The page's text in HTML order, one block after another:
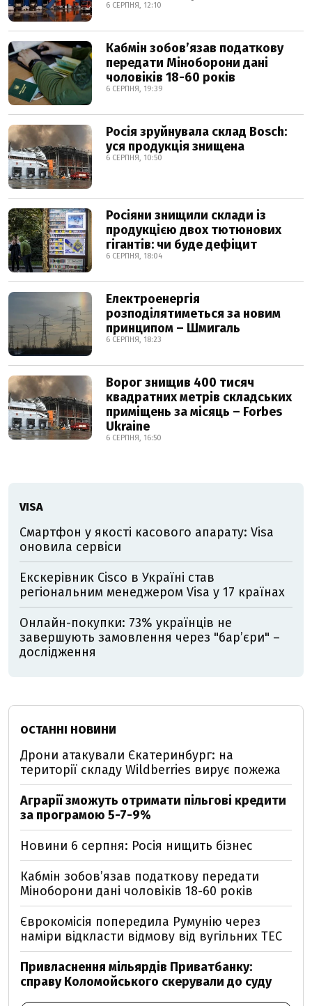
6 СЕРПНЯ, 12:10
Кабмін зобовʼязав податкову
передати Міноборони дані
чоловіків 18-60 років
6 СЕРПНЯ, 19:39
Росія зруйнувала склад Bosch:
уся продукція знищена
6 СЕРПНЯ, 10:50
Росіяни знищили склади із
продукцією двох тютюнових
гігантів: чи буде дефіцит
6 СЕРПНЯ, 18:04
Електроенергія
розподілятиметься за новим
принципом – Шмигаль
6 СЕРПНЯ, 18:23
Ворог знищив 400 тисяч
квадратних метрів складських
приміщень за місяць – Forbes
Ukraine
6 СЕРПНЯ, 16:50
VISA
Смартфон у якості касового апарату: Visa
оновила сервіси
Екскерівник Cisco в Україні став
регіональним менеджером Visa у 17 країнах
Онлайн-покупки: 73% українців не
завершують замовлення через "бар’єри" –
дослідження
ОСТАННІ НОВИНИ
Дрони атакували Єкатеринбург: на
території складу Wildberries вирує пожежа
Аграрії зможуть отримати пільгові кредити
за програмою 5-7-9%
Новини 6 серпня: Росія нищить бізнес
Кабмін зобовʼязав податкову передати
Міноборони дані чоловіків 18-60 років
Єврокомісія попередила Румунію через
наміри відкласти відмову від вугільних ТЕС
Привласнення мільярдів Приватбанку:
справу Коломойського скерували до суду